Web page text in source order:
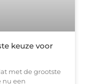
keuze voor
met de grootste
nu een